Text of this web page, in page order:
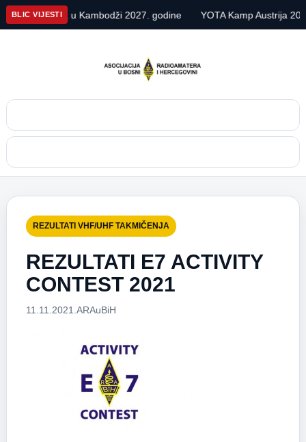
BLIC VIJESTIu Kambodži 2027. godine YOTA Kamp Austrija 2026
REZULTATI VHF/UHF TAKMIČENJA
REZULTATI E7 ACTIVITY
CONTEST 2021
11.11.2021. ARAuBiH